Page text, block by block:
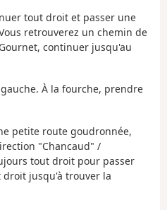
tout droit et passer une
retrouverez un chemin de
continuer jusqu'au
À la fourche, prendre
petite route goudronnée,
"Chancaud" /
tout droit pour passer
jusqu'à trouver la